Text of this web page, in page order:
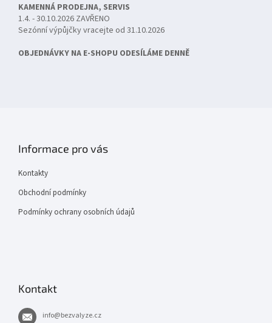
KAMENNÁ PRODEJNA, SERVIS
1.4. - 30.10.2026 ZAVŘENO
Sezónní výpůjčky vracejte od 31.10.2026
OBJEDNÁVKY NA E-SHOPU ODESÍLÁME DENNĚ
Informace pro vás
Kontakty
Obchodní podmínky
Podmínky ochrany osobních údajů
Kontakt
info@bezvalyze.cz